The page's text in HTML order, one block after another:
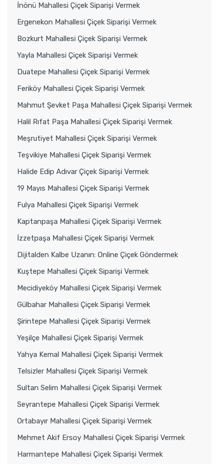
İnönü Mahallesi Çiçek Siparişi Vermek
Ergenekon Mahallesi Çiçek Siparişi Vermek
Bozkurt Mahallesi Çiçek Siparişi Vermek
Yayla Mahallesi Çiçek Siparişi Vermek
Duatepe Mahallesi Çiçek Siparişi Vermek
Feriköy Mahallesi Çiçek Siparişi Vermek
Mahmut Şevket Paşa Mahallesi Çiçek Siparişi Vermek
Halil Rıfat Paşa Mahallesi Çiçek Siparişi Vermek
Meşrutiyet Mahallesi Çiçek Siparişi Vermek
Teşvikiye Mahallesi Çiçek Siparişi Vermek
Halide Edip Adıvar Çiçek Siparişi Vermek
19 Mayıs Mahallesi Çiçek Siparişi Vermek
Fulya Mahallesi Çiçek Siparişi Vermek
Kaptanpaşa Mahallesi Çiçek Siparişi Vermek
İzzetpaşa Mahallesi Çiçek Siparişi Vermek
Dijitalden Kalbe Uzanın: Online Çiçek Göndermek
Kuştepe Mahallesi Çiçek Siparişi Vermek
Mecidiyeköy Mahallesi Çiçek Siparişi Vermek
Gülbahar Mahallesi Çiçek Siparişi Vermek
Şirintepe Mahallesi Çiçek Siparişi Vermek
Yeşilçe Mahallesi Çiçek Siparişi Vermek
Yahya Kemal Mahallesi Çiçek Siparişi Vermek
Telsizler Mahallesi Çiçek Siparişi Vermek
Sultan Selim Mahallesi Çiçek Siparişi Vermek
Seyrantepe Mahallesi Çiçek Siparişi Vermek
Ortabayır Mahallesi Çiçek Siparişi Vermek
Mehmet Akif Ersoy Mahallesi Çiçek Siparişi Vermek
Harmantepe Mahallesi Çiçek Siparişi Vermek